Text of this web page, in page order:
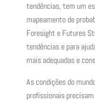
tendências, tem um
mapeamento de
Foresight e Futures
tendências e para
mais adequadas e
As condições do
profissionais